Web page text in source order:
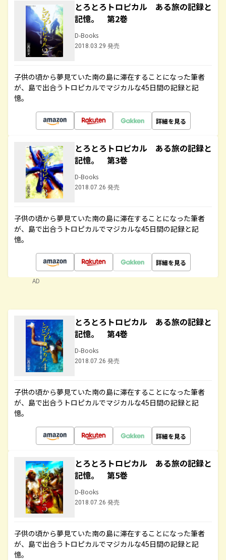
とろとろトロピカル ある旅の記録と
記憶。 第2巻
D-Books
2018.03.29 発売
子供の頃から夢見ていた南の島に滞在することになった筆者
が、島で出合うトロピカルでマジカルな45日間の記録と記
憶。
詳細を見る
とろとろトロピカル ある旅の記録と
記憶。 第3巻
D-Books
2018.07.26 発売
子供の頃から夢見ていた南の島に滞在することになった筆者
が、島で出合うトロピカルでマジカルな45日間の記録と記
憶。
詳細を見る
AD
とろとろトロピカル ある旅の記録と
記憶。 第4巻
D-Books
2018.07.26 発売
子供の頃から夢見ていた南の島に滞在することになった筆者
が、島で出合うトロピカルでマジカルな45日間の記録と記
憶。
詳細を見る
とろとろトロピカル ある旅の記録と
記憶。 第5巻
D-Books
2018.07.26 発売
子供の頃から夢見ていた南の島に滞在することになった筆者
が、島で出合うトロピカルでマジカルな45日間の記録と記
憶。